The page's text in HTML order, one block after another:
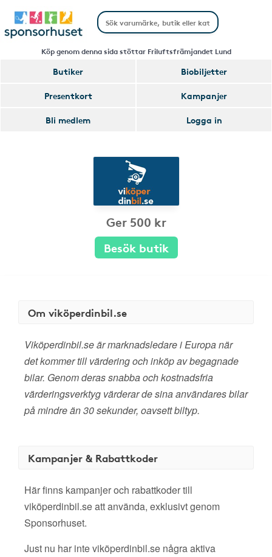
Köp genom denna sida stöttar Friluftsfrämjandet Lund
Butiker
Biobiljetter
Presentkort
Kampanjer
Bli medlem
Logga in
Ger 500 kr
Besök butik
Om viköperdinbil.se
Viköperdinbil.se är marknadsledare i Europa när
det kommer till värdering och inköp av begagnade
bilar. Genom deras snabba och kostnadsfria
värderingsverktyg värderar de sina användares bilar
på mindre än 30 sekunder, oavsett biltyp.
Kampanjer & Rabattkoder
Här finns kampanjer och rabattkoder till
viköperdinbil.se att använda, exklusivt genom
Sponsorhuset.
Just nu har inte viköperdinbil.se några aktiva